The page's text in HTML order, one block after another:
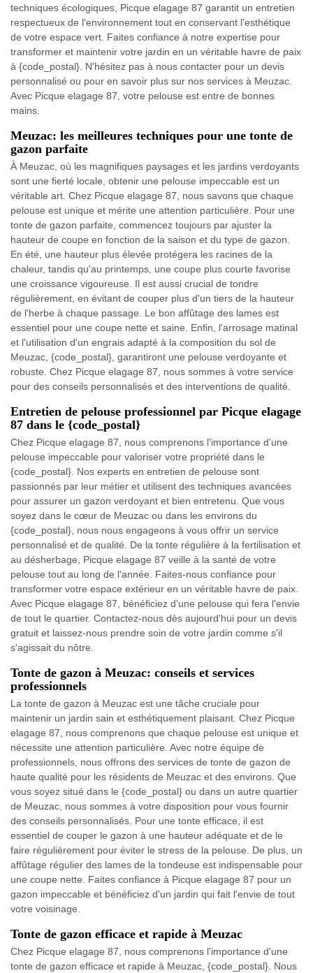
techniques écologiques, Picque elagage 87 garantit un entretien
respectueux de l'environnement tout en conservant l'esthétique
de votre espace vert. Faites confiance à notre expertise pour
transformer et maintenir votre jardin en un véritable havre de paix
à {code_postal}. N'hésitez pas à nous contacter pour un devis
personnalisé ou pour en savoir plus sur nos services à Meuzac.
Avec Picque elagage 87, votre pelouse est entre de bonnes
mains.
Meuzac: les meilleures techniques pour une tonte de
gazon parfaite
À Meuzac, où les magnifiques paysages et les jardins verdoyants
sont une fierté locale, obtenir une pelouse impeccable est un
véritable art. Chez Picque elagage 87, nous savons que chaque
pelouse est unique et mérite une attention particulière. Pour une
tonte de gazon parfaite, commencez toujours par ajuster la
hauteur de coupe en fonction de la saison et du type de gazon.
En été, une hauteur plus élevée protégera les racines de la
chaleur, tandis qu'au printemps, une coupe plus courte favorise
une croissance vigoureuse. Il est aussi crucial de tondre
régulièrement, en évitant de couper plus d'un tiers de la hauteur
de l'herbe à chaque passage. Le bon affûtage des lames est
essentiel pour une coupe nette et saine. Enfin, l'arrosage matinal
et l'utilisation d'un engrais adapté à la composition du sol de
Meuzac, {code_postal}, garantiront une pelouse verdoyante et
robuste. Chez Picque elagage 87, nous sommes à votre service
pour des conseils personnalisés et des interventions de qualité.
Entretien de pelouse professionnel par Picque elagage
87 dans le {code_postal}
Chez Picque elagage 87, nous comprenons l'importance d'une
pelouse impeccable pour valoriser votre propriété dans le
{code_postal}. Nos experts en entretien de pelouse sont
passionnés par leur métier et utilisent des techniques avancées
pour assurer un gazon verdoyant et bien entretenu. Que vous
soyez dans le cœur de Meuzac ou dans les environs du
{code_postal}, nous nous engageons à vous offrir un service
personnalisé et de qualité. De la tonte régulière à la fertilisation et
au désherbage, Picque elagage 87 veille à la santé de votre
pelouse tout au long de l'année. Faites-nous confiance pour
transformer votre espace extérieur en un véritable havre de paix.
Avec Picque elagage 87, bénéficiez d'une pelouse qui fera l'envie
de tout le quartier. Contactez-nous dès aujourd'hui pour un devis
gratuit et laissez-nous prendre soin de votre jardin comme s'il
s'agissait du nôtre.
Tonte de gazon à Meuzac: conseils et services
professionnels
La tonte de gazon à Meuzac est une tâche cruciale pour
maintenir un jardin sain et esthétiquement plaisant. Chez Picque
elagage 87, nous comprenons que chaque pelouse est unique et
nécessite une attention particulière. Avec notre équipe de
professionnels, nous offrons des services de tonte de gazon de
haute qualité pour les résidents de Meuzac et des environs. Que
vous soyez situé dans le {code_postal} ou dans un autre quartier
de Meuzac, nous sommes à votre disposition pour vous fournir
des conseils personnalisés. Pour une tonte efficace, il est
essentiel de couper le gazon à une hauteur adéquate et de le
faire régulièrement pour éviter le stress de la pelouse. De plus, un
affûtage régulier des lames de la tondeuse est indispensable pour
une coupe nette. Faites confiance à Picque elagage 87 pour un
gazon impeccable et bénéficiez d'un jardin qui fait l'envie de tout
votre voisinage.
Tonte de gazon efficace et rapide à Meuzac
Chez Picque elagage 87, nous comprenons l'importance d'une
tonte de gazon efficace et rapide à Meuzac, {code_postal}. Nous